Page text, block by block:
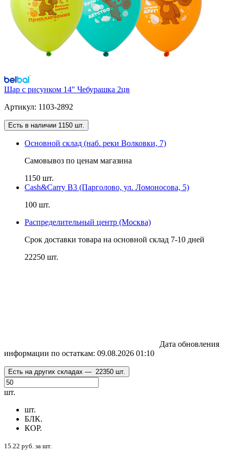
Шар с рисунком 14" Чебурашка 2цв
Артикул: 1103-2892
Есть в наличии 1150 шт.
Основной склад (наб. реки Волковки, 7)
Самовывоз по ценам магазина
1150 шт.
Cash&Carry B3 (Парголово, ул. Ломоносова, 5)
100 шт.
Распределительный центр (Москва)
Срок доставки товара на основной склад 7-10 дней
22250 шт.
Дата обновления
информации по остаткам: 09.08.2026 01:10
Есть на других складах — 22350 шт.
шт.
шт.
БЛК.
КОР.
15.22 руб. за шт.